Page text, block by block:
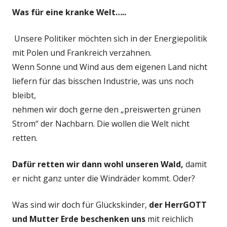
Was für eine kranke Welt…..
Unsere Politiker möchten sich in der Energiepolitik
mit Polen und Frankreich verzahnen.
Wenn Sonne und Wind aus dem eigenen Land nicht
liefern für das bisschen Industrie, was uns noch
bleibt,
nehmen wir doch gerne den „preiswerten grünen
Strom“ der Nachbarn. Die wollen die Welt nicht
retten.
Dafür retten wir dann wohl unseren Wald, damit
er nicht ganz unter die Windräder kommt. Oder?
Was sind wir doch für Glückskinder, der HerrGOTT
und Mutter Erde beschenken uns mit reichlich